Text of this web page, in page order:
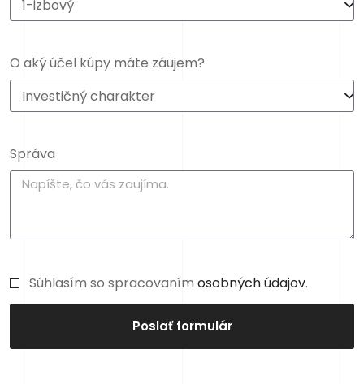
O aký účel kúpy máte záujem?
Správa
Súhlasím so spracovanímosobných údajov.
Poslať formulár